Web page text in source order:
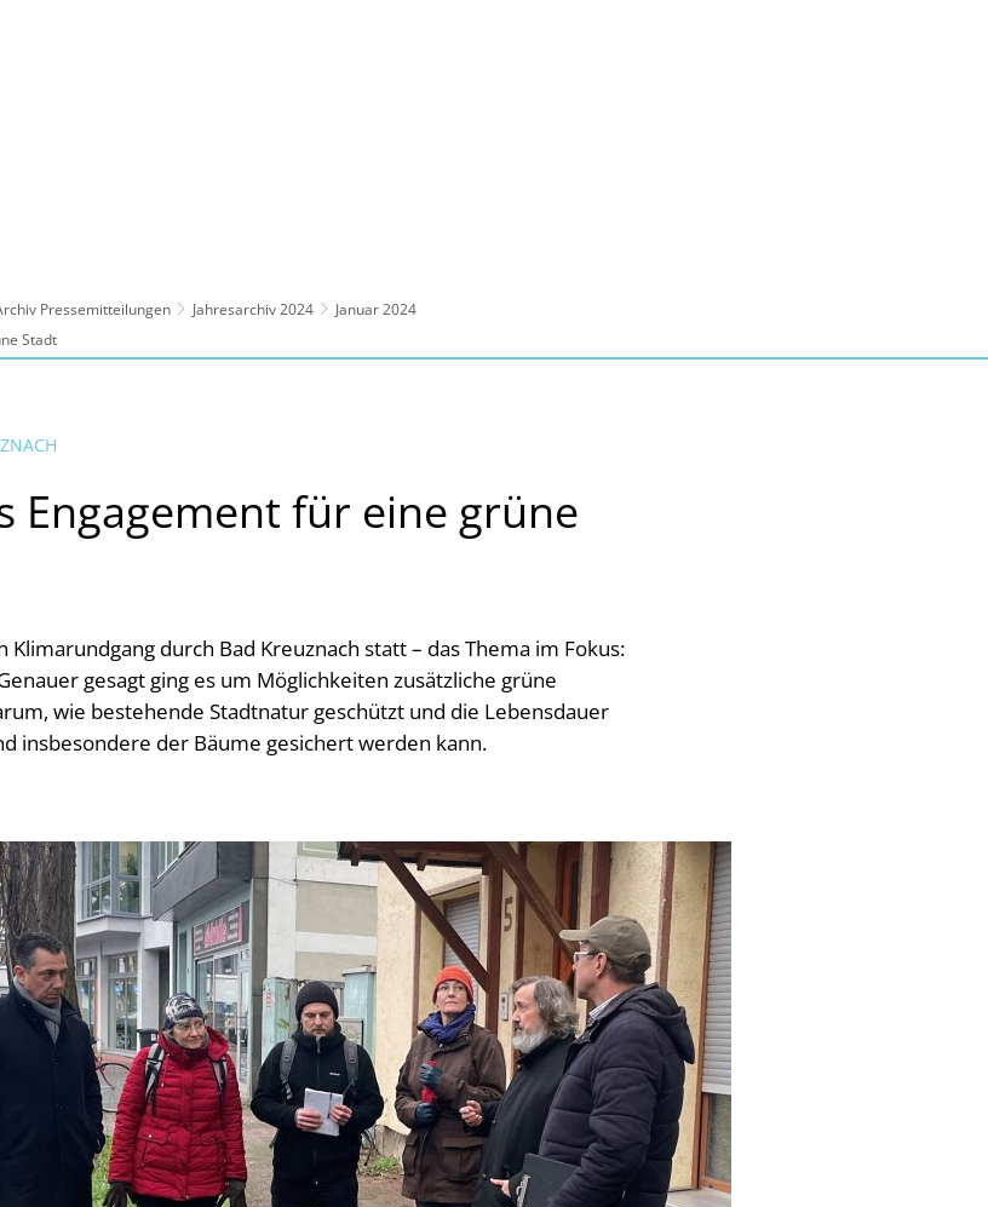
Pressemitteilungen Jahresarchiv 2024
Januar 2024
Stadt
Engagement für eine grüne
durch Bad Kreuznach statt – das Thema im Fokus:
gesagt ging es um Möglichkeiten zusätzliche grüne
wie bestehende Stadtnatur geschützt und die Lebensdauer
insbesondere der Bäume gesichert werden kann.